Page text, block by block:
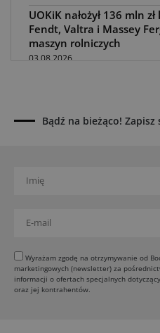
UOKiK nałożył 136 mln
Fendt, Valtra i Massey
maszyn rolniczych
03.08.2026
Rzepak hybrydowy:
01.08.2026
31.07.2026
Kukurydza w Polsce:
30.07.2026
Amazone ZG-TX
29.07.2026
Bądź na bieżąco!
Wyrażam zgodę na otrzymywanie od
marketingowych (newsletter) za
informacji o ofertach specjalnych
oraz jej kontrahentów.